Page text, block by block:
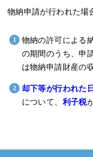
物納申請が行われた場
物納の許可による
の期間のうち、申
は物納申請財産の
却下等が行われた
について、 利子税